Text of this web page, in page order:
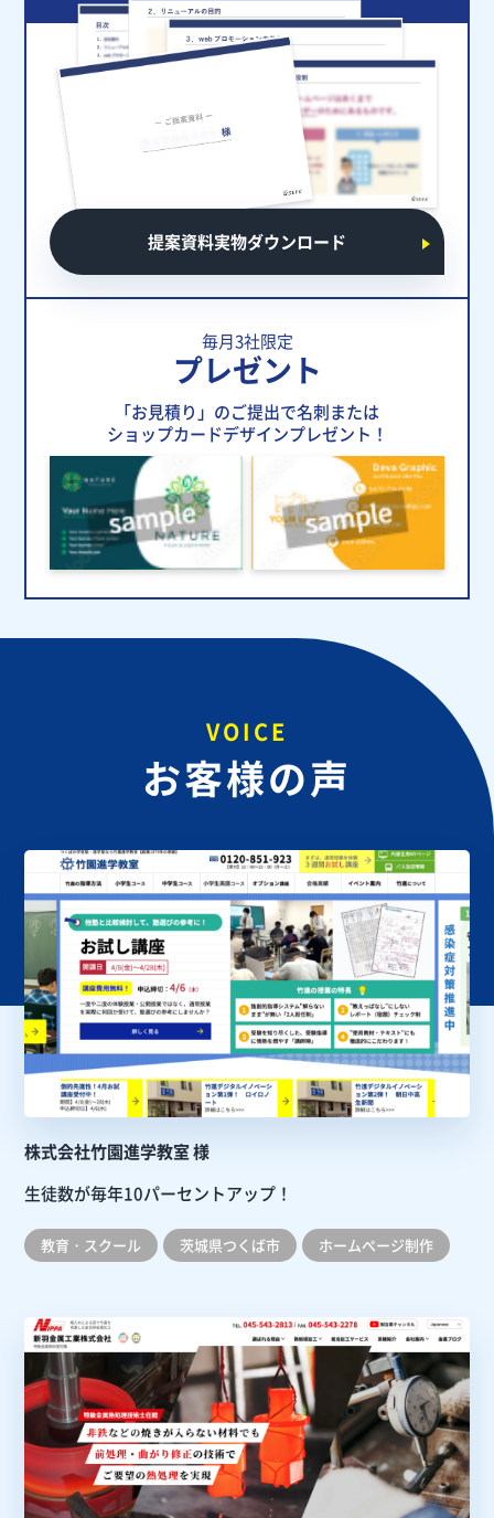
提案資料実物ダウンロード
毎月3社限定
プレゼント
「お見積り」のご提出で名刺または
ショップカードデザインプレゼント！
VOICE
お客様の声
株式会社竹園進学教室 様
生徒数が毎年10パーセントアップ！
教育・スクール 茨城県つくば市 ホームぺージ制作